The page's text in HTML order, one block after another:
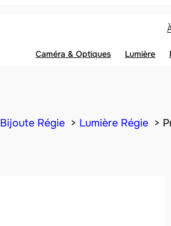
Caméra & Optiques Lumière
Bijoute Régie Lumière Régie